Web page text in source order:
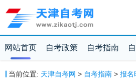
网站首页 自考政策 自考指南
当前位置: 天津自考网 > 自考指南> 报名